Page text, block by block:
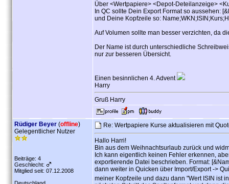
Über <Wertpapiere> <Depot-Deteilanzeige>
In QC sollte Dein Export Format so aussehen:
und Deine Kopfzeile so:
Auf Volumen sollte man besser verzichten, da
Der Name ist durch unterschiedliche
nur zur besseren Übersicht.
Einen besinnlichen 4. Advent
Harry
Gruß Harry
Rüdiger Beyer (offline)
Gelegentlicher Nutzer
Beiträge: 4
Geschlecht:
Mitglied seit: 07.12.2008
Re: Wertpapiere Kurse aktualisieren mit
Hallo Harri!
Bin aus dem Weihnachtsurlaub zurück und
Ich kann eigentlich keinen Fehler erkennen,
exportierende Datei beschrieben. Format:
dann weiter in Quicken über Import/Export ->
meiner Kopfzeile und dazu dann "Wert ISIN ist